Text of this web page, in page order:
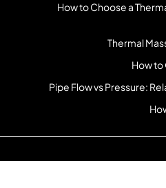
How to Choose a
Thermal
How to
Pipe Flow vs Pressure: